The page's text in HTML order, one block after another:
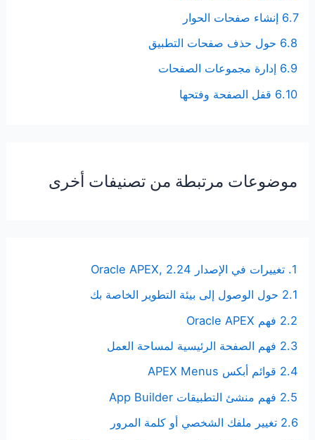
6.7 إنشاء صفحات الحوار
6.8 حول حذف صفحات التطبيق
6.9 إدارة مجموعات الصفحات
6.10 قفل الصفحة وفتحها
موضوعات مرتبطة من تصنيفات أخرى
1. تغييرات في الإصدار Oracle APEX, 2.24
2.1 حول الوصول إلى بيئة التطوير الخاصة بك
2.2 فهم Oracle APEX
2.3 فهم الصفحة الرئيسية لمساحة العمل
2.4 قوائم أبكس APEX Menus
2.5 فهم منشئ التطبيقات App Builder
2.6 تغيير ملفك الشخصي أو كلمة المرور